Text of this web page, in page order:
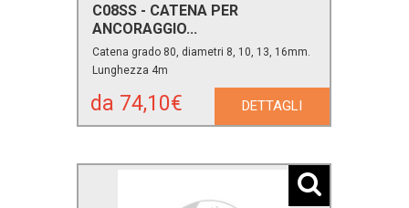
C08SS - CATENA PER
ANCORAGGIO...
Catena grado 80, diametri 8, 10, 13, 16mm.
Lunghezza 4m
da 74,10€ DETTAGLI